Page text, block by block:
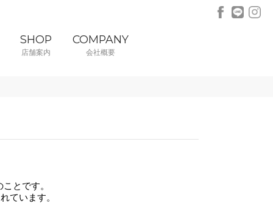
SHOP
店舗案内
COMPANY
会社概要
とです。
ています。